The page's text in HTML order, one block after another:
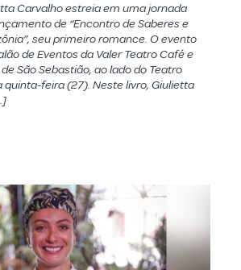
Carvalho estreia em uma jornada
de “Encontro de Saberes e
seu primeiro romance. O evento
de Eventos da Valer Teatro Café e
São Sebastião, ao lado do Teatro
quinta-feira (27). Neste livro, Giulietta